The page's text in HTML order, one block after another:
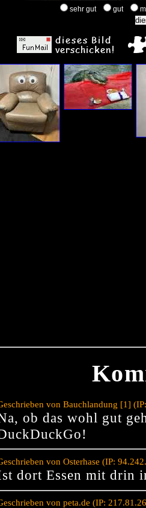
sehr gut gut
von Bauchlandung [1]
ob das wohl gut
von Osterhase (IP:
dort Essen mit drin
von peta.de (IP: